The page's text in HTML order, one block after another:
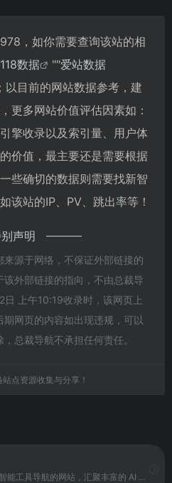
，如你需要查询该站的相
数据 ""爱站数据
以目前的网站数据参考，建
更多网站价值评估因素如：
擎收录以及索引量、用户体
价值，最主要还是需要根据
些确切的数据则需要找新智
该站的IP、PV、跳出率等！
声明
源于网络，不保证外部链接的
外部链接的指向，不由总裁导
上午10:19收录时，该网页上
网页的内容如出现违规，可以
总裁导航不承担任何责任。
点资源收集与分享！
AI旋风是一个专注于人工智能工具导航的网站，汇聚丰富的 AI 软件资源与最新 AI 资讯内容。用户可以在平台上快速搜索、浏览并对比不同 AI 工具，了解工具特点与使用方向，从而更高效地选择适合自己的 AI 解决方案。